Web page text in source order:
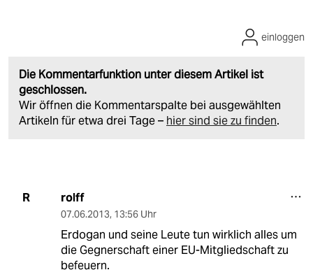
Die Kommentarfunktion unter diesem Artikel ist
geschlossen.
Wir öffnen die Kommentarspalte bei ausgewählten
Artikeln für etwa drei Tage – hier sind sie zu finden.
einloggen
R rolff
07.06.2013, 13:56 Uhr
Erdogan und seine Leute tun wirklich alles um
die Gegnerschaft einer EU-Mitgliedschaft zu
befeuern.